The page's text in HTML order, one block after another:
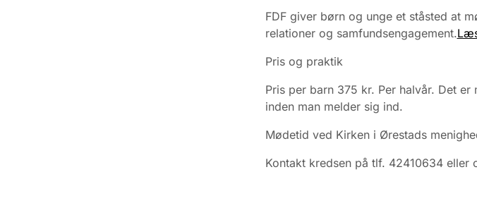
FDF giver børn og unge et ståsted at
relationer og samfundsengagement.
Pris og praktik
Pris per barn 375 kr. Per halvår. Det
inden man melder sig ind.
Mødetid ved Kirken i Ørestads
Kontakt kredsen på tlf. 42410634 eller